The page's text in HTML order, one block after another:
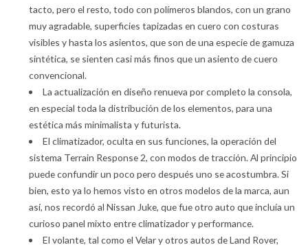
tacto, pero el resto, todo con polímeros blandos, con un grano
muy agradable, superficies tapizadas en cuero con costuras
visibles y hasta los asientos, que son de una especie de gamuza
sintética, se sienten casi más finos que un asiento de cuero
convencional.
La actualización en diseño renueva por completo la consola,
en especial toda la distribución de los elementos, para una
estética más minimalista y futurista.
El climatizador, oculta en sus funciones, la operación del
sistema Terrain Response 2, con modos de tracción. Al principio
puede confundir un poco pero después uno se acostumbra. Si
bien, esto ya lo hemos visto en otros modelos de la marca, aun
así, nos recordó al Nissan Juke, que fue otro auto que incluía un
curioso panel mixto entre climatizador y performance.
El volante, tal como el Velar y otros autos de Land Rover,